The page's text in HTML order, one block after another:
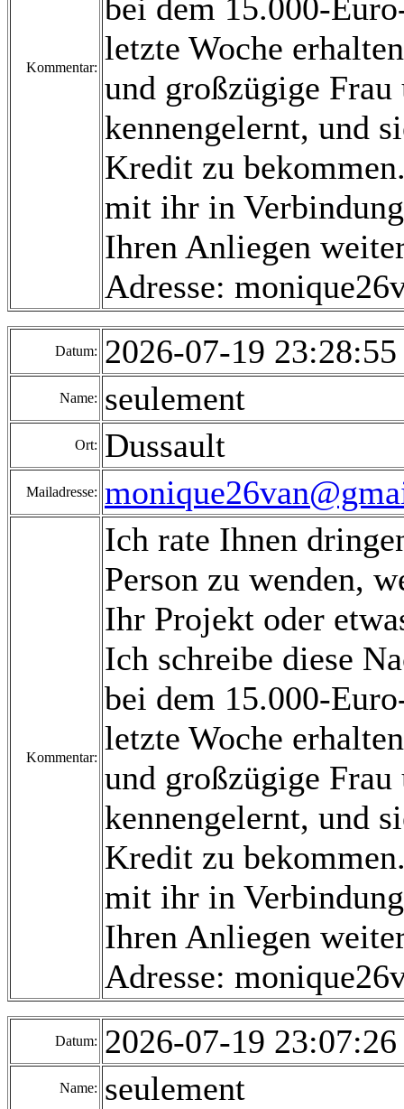
Kommentar:
bei dem 15.000-
letzte Woche
und großzügige
kennengelernt, und
Kredit zu
mit ihr in
Ihren Anliegen
Adresse:
Datum: 2026-07-19
Name: seulement
Ort: Dussault
Mailadresse:
Kommentar:
Ich rate Ihnen
Person zu wenden,
Ihr Projekt oder
Ich schreibe diese
bei dem 15.000-
letzte Woche
und großzügige
kennengelernt, und
Kredit zu
mit ihr in
Ihren Anliegen
Adresse:
Datum: 2026-07-19
Name: seulement